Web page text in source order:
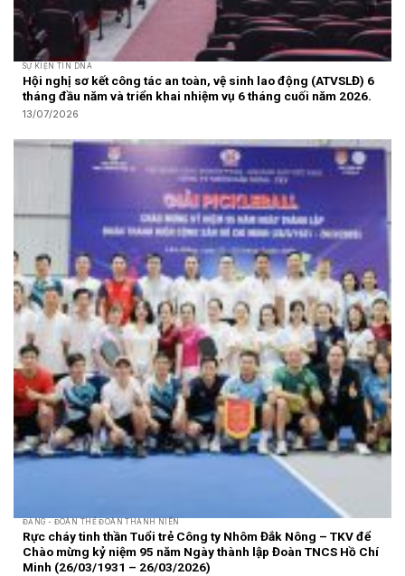
SỰ KIỆN TIN DNA
Hội nghị sơ kết công tác an toàn, vệ sinh lao động (ATVSLĐ) 6
tháng đầu năm và triển khai nhiệm vụ 6 tháng cuối năm 2026.
13/07/2026
ĐẢNG - ĐOÀN THỂ ĐOÀN THANH NIÊN
Rực cháy tinh thần Tuổi trẻ Công ty Nhôm Đắk Nông – TKV để
Chào mừng kỷ niệm 95 năm Ngày thành lập Đoàn TNCS Hồ Chí
Minh (26/03/1931 – 26/03/2026)